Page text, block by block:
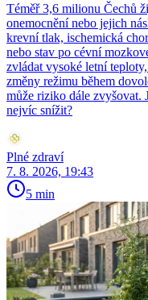
Téměř 3,6 milionu Čechů
onemocnění nebo jejich
krevní tlak, ischemická
nebo stav po cévní
zvládat vysoké letní
změny režimu během
může riziko dále zvyšovat.
nejvíc snížit?
Plné zdraví
7. 8. 2026, 19:43
5 min